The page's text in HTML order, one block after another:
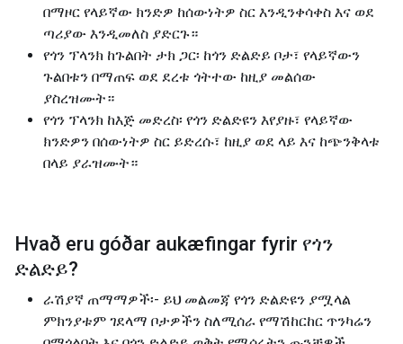
በማዞር የላይኛው ክንድዎ ከሰውነትዎ ስር እንዲንቀሳቀስ እና ወደ
ጣሪያው እንዲመለስ ያድርጉ።
የጎን ፕላንክ ከጉልበት ታክ ጋር፡ ከጎን ድልድይ ቦታ፣ የላይኛውን
ጉልበቱን በማጠፍ ወደ ደረቱ ጎትተው ከዚያ መልሰው
ያስረዝሙት።
የጎን ፕላንክ ከእጅ መድረስ፡ የጎን ድልድዩን እየያዙ፣ የላይኛው
ክንድዎን በሰውነትዎ ስር ይድረሱ፣ ከዚያ ወደ ላይ እና ከጭንቅላቱ
በላይ ያራዝሙት።
Hvað eru góðar aukæfingar fyrir የጎን
ድልድይ?
ራሽያኛ ጠማማዎች፡- ይህ መልመጃ የጎን ድልድዩን ያሟላል
ምክንያቱም ገደላማ ቦታዎችን ስለሚሰራ የማሽከርከር ጥንካሬን